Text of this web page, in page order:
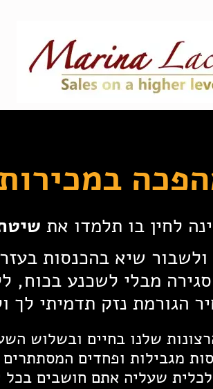
לחין בו תלמדו את
מבלי לשכנע בכוח,
הגורמת נזק תדמיתי לך
שלנו בחיים ובשלוש
מגבילות ופחדים
שעליה אתם חושבים בכל